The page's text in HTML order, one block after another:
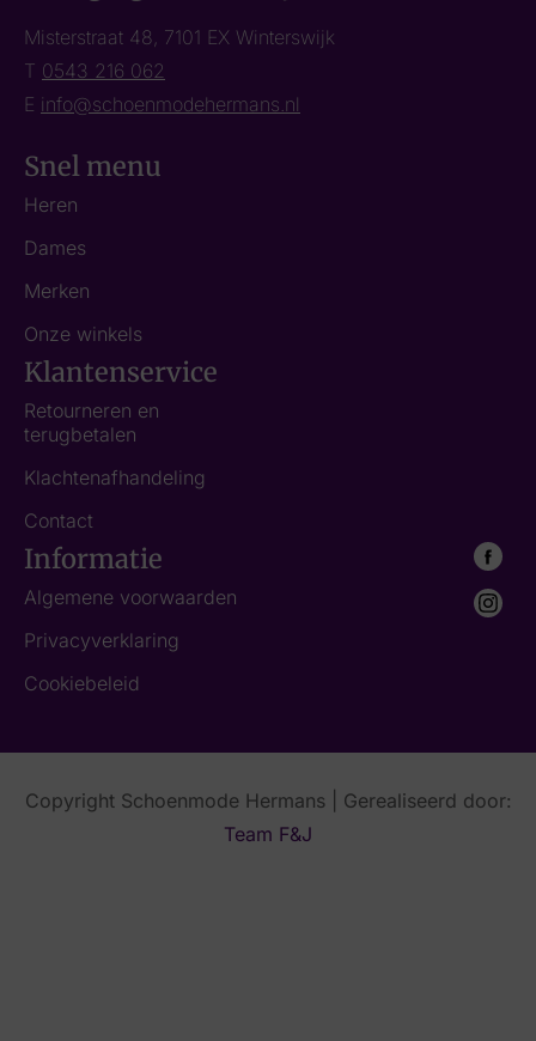
Misterstraat 48, 7101 EX Winterswijk
T 0543 216 062
E info@schoenmodehermans.nl
Snel menu
Heren
Dames
Merken
Onze winkels
Klantenservice
Retourneren en
terugbetalen
Klachtenafhandeling
Contact
Informatie
Algemene voorwaarden
Privacyverklaring
Cookiebeleid
Copyright Schoenmode Hermans | Gerealiseerd door:
Team F&J